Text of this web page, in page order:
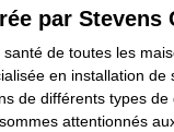
par Stevens
de toutes les
en installation
de différents types
attentionnés